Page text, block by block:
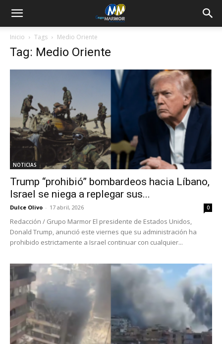
Inicio Tags Medio Oriente
Tag: Medio Oriente
NOTICIAS
Trump “prohibió” bombardeos hacia Líbano,
Israel se niega a replegar sus...
Dulce Olivo - 17 abril, 2026 0
Redacción / Grupo Marmor El presidente de Estados Unidos,
Donald Trump, anunció este viernes que su administración ha
prohibido estrictamente a Israel continuar con cualquier...